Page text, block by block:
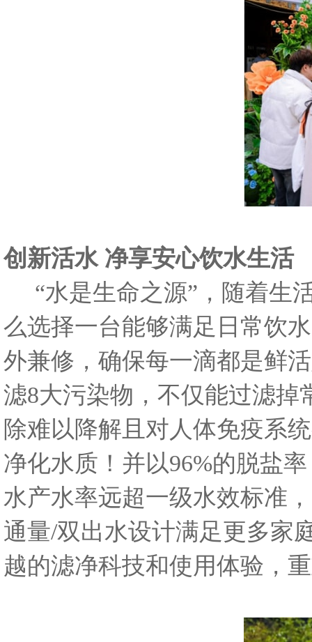
创新活水 净享安心饮水生活
“水是生命之源”，随着生
么选择一台能够满足日常饮
外兼修，确保每一滴都是鲜
滤8大污染物，不仅能过滤
除难以降解且对人体免疫系
净化水质！并以96%的脱盐
水产水率远超一级水效标准
通量/双出水设计满足更多家
越的滤净科技和使用体验，